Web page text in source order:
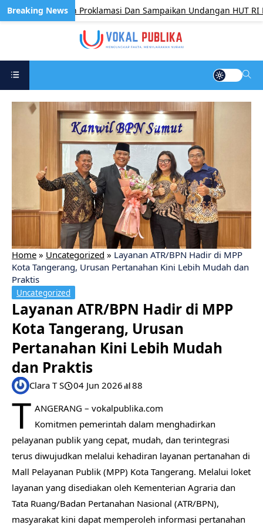
Naskah Proklamasi Dan Sampaikan Undangan HUT RI Dari
Home » Uncategorized » Layanan ATR/BPN Hadir di MPP
Kota Tangerang, Urusan Pertanahan Kini Lebih Mudah dan
Praktis
Uncategorized
Layanan ATR/BPN Hadir di MPP
Kota Tangerang, Urusan
Pertanahan Kini Lebih Mudah
dan Praktis
Clara T S 04 Jun 2026 88
T ANGERANG – vokalpublika.com
Komitmen pemerintah dalam menghadirkan
pelayanan publik yang cepat, mudah, dan terintegrasi
terus diwujudkan melalui kehadiran layanan pertanahan di
Mall Pelayanan Publik (MPP) Kota Tangerang. Melalui loket
layanan yang disediakan oleh Kementerian Agraria dan
Tata Ruang/Badan Pertanahan Nasional (ATR/BPN),
masyarakat kini dapat memperoleh informasi pertanahan